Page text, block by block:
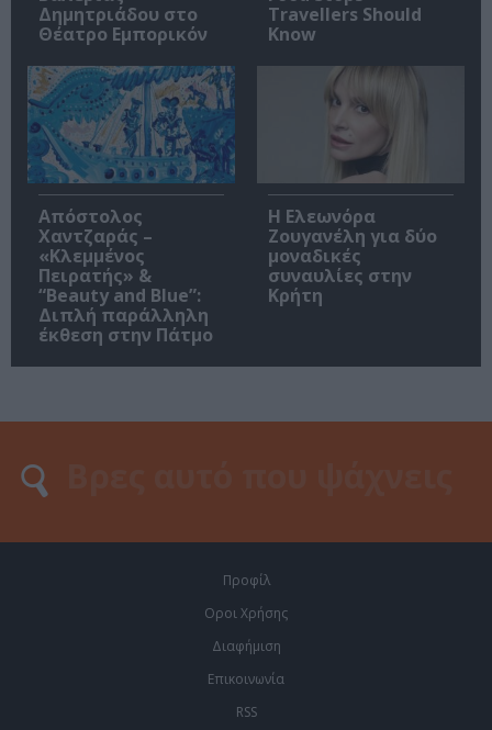
Δημητριάδου στο
Θέατρο Εμπορικόν
Travellers Should
Know
Απόστολος
Χαντζαράς –
«Κλεμμένος
Πειρατής» &
“Beauty and Blue”:
Διπλή παράλληλη
έκθεση στην Πάτμο
Η Ελεωνόρα
Ζουγανέλη για δύο
μοναδικές
συναυλίες στην
Κρήτη
Προφίλ
Οροι Χρήσης
Διαφήμιση
Επικοινωνία
RSS